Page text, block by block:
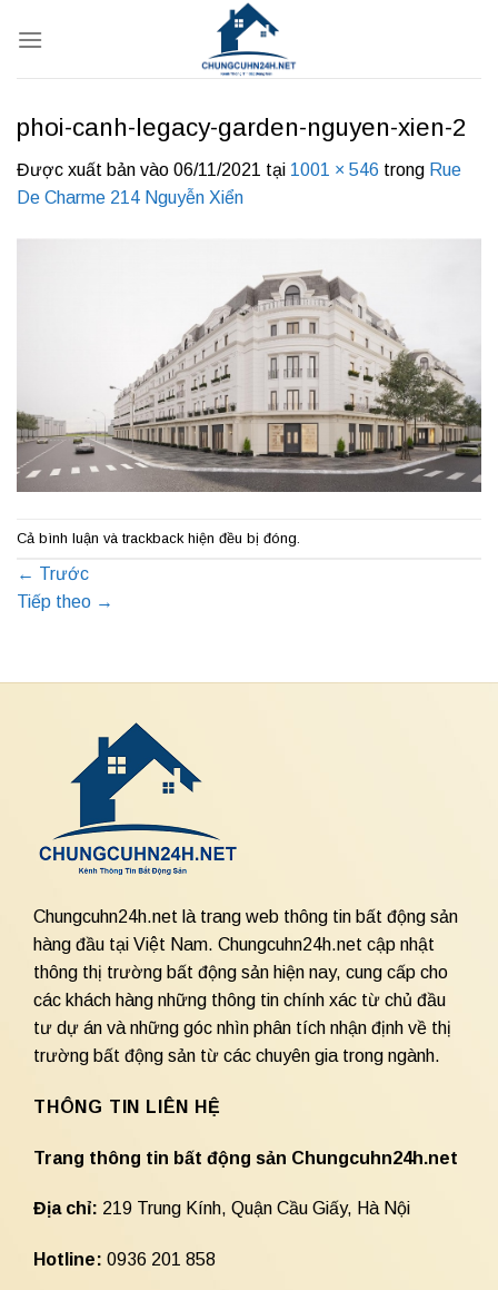
qua
phoi-canh-legacy-garden-nguyen-xien-2
Được xuất bản vào 06/11/2021 tại 1001 × 546 trong Rue
De Charme 214 Nguyễn Xiển
Cả bình luận và trackback hiện đều bị đóng.
← Trước
Tiếp theo →
Chungcuhn24h.net là trang web thông tin bất động sản
hàng đầu tại Việt Nam. Chungcuhn24h.net cập nhật
thông thị trường bất động sản hiện nay, cung cấp cho
các khách hàng những thông tin chính xác từ chủ đầu
tư dự án và những góc nhìn phân tích nhận định về thị
trường bất động sản từ các chuyên gia trong ngành.
THÔNG TIN LIÊN HỆ
Trang thông tin bất động sản Chungcuhn24h.net
Địa chỉ: 219 Trung Kính, Quận Cầu Giấy, Hà Nội
Hotline: 0936 201 858